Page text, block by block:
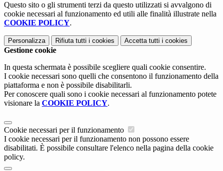
Questo sito o gli strumenti terzi da questo utilizzati si avvalgono di
cookie necessari al funzionamento ed utili alle finalità illustrate nella
COOKIE POLICY.
Personalizza Rifiuta tutti i cookies Accetta tutti i cookies
Gestione cookie
In questa schermata è possibile scegliere quali cookie consentire.
I cookie necessari sono quelli che consentono il funzionamento della
piattaforma e non è possibile disabilitarli.
Per conoscere quali sono i cookie necessari al funzionamento potete
visionare la COOKIE POLICY.
Cookie necessari per il funzionamento
I cookie necessari per il funzionamento non possono essere
disabilitati. È possibile consultare l'elenco nella pagina della cookie
policy.